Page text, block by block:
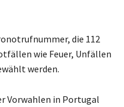
die 112
wie Feuer, Unfällen
werden.
Vorwahlen in Portugal